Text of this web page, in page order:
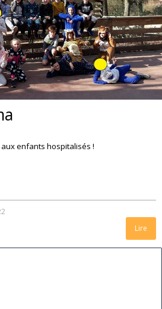
enfants hospitalisés !
Lire